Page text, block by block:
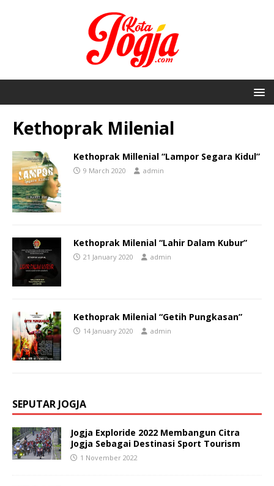
Kethoprak Milenial
Kethoprak Millenial “Lampor Segara Kidul”
9 March 2020 admin
Kethoprak Milenial “Lahir Dalam Kubur”
21 January 2020 admin
Kethoprak Milenial “Getih Pungkasan”
14 January 2020 admin
SEPUTAR JOGJA
Jogja Exploride 2022 Membangun Citra
Jogja Sebagai Destinasi Sport Tourism
1 November 2022